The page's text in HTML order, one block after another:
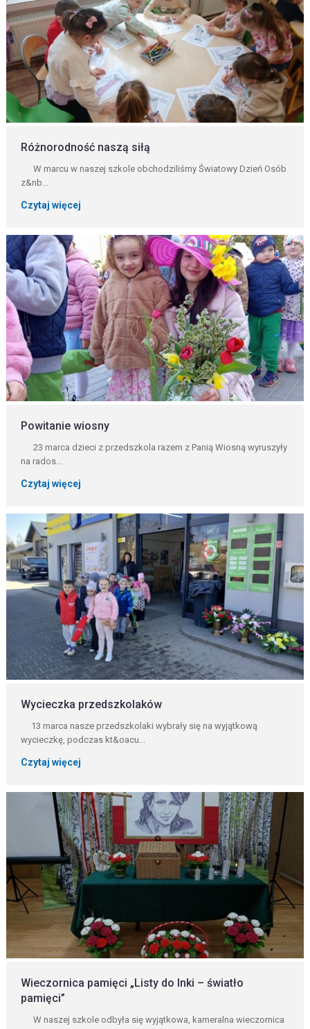
Różnorodność naszą siłą
W marcu w naszej szkole obchodziliśmy Światowy Dzień Osób
z&nb...
Czytaj więcej
Powitanie wiosny
23 marca dzieci z przedszkola razem z Panią Wiosną wyruszyły
na rados...
Czytaj więcej
Wycieczka przedszkolaków
13 marca nasze przedszkolaki wybrały się na wyjątkową
wycieczkę, podczas kt&oacu...
Czytaj więcej
Wieczornica pamięci „Listy do Inki – światło
pamięci”
W naszej szkole odbyła się wyjątkowa, kameralna wieczornica